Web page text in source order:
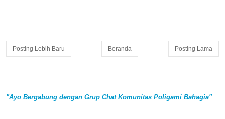
Posting Lebih Baru Posting Lama
Beranda
"Ayo Bergabung dengan Grup Chat Komunitas Poligami Bahagia"